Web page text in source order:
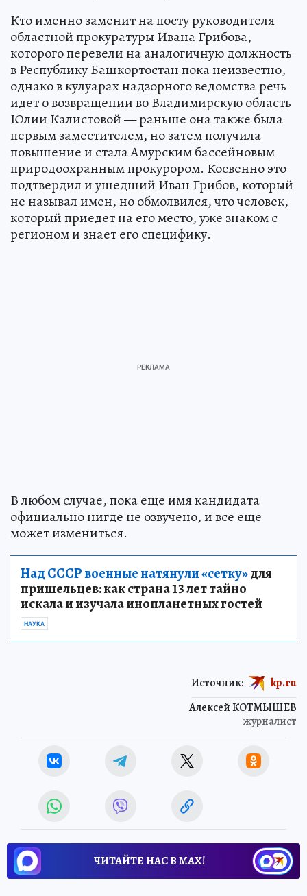
Кто именно заменит на посту руководителя
областной прокуратуры Ивана Грибова,
которого перевели на аналогичную должность
в Республику Башкортостан пока неизвестно,
однако в кулуарах надзорного ведомства речь
идет о возвращении во Владимирскую область
Юлии Калистовой — раньше она также была
первым заместителем, но затем получила
повышение и стала Амурским бассейновым
природоохранным прокурором. Косвенно это
подтвердил и ушедший Иван Грибов, который
не называл имен, но обмолвился, что человек,
который приедет на его место, уже знаком с
регионом и знает его специфику.
В любом случае, пока еще имя кандидата
официально нигде не озвучено, и все еще
может измениться.
Над СССР военные натянули «сетку»для
пришельцев: как страна 13 лет тайно
искала и изучала инопланетных гостей
НАУКА
Алексей КОТМЫШЕВ
журналист
Источник: kp.ru
ЧИТАЙТЕ НАС В МАХ!